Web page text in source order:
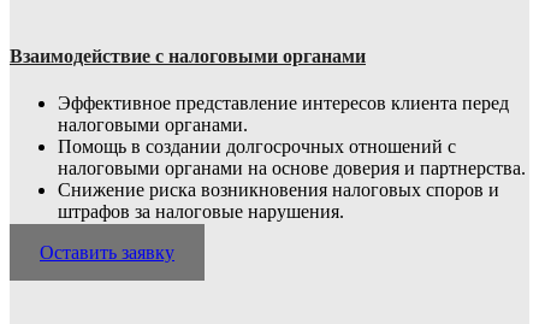
Взаимодействие с налоговыми органами
Эффективное представление интересов клиента перед
налоговыми органами.
Помощь в создании долгосрочных отношений с
налоговыми органами на основе доверия и партнерства.
Снижение риска возникновения налоговых споров и
штрафов за налоговые нарушения.
Оставить заявку